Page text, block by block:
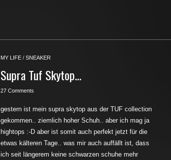
MY LIFE / SNEAKER
Supra Tuf Skytop…
27 Comments
gestern ist mein supra skytop aus der TUF collection
gekommen.. ziemlich hoher Schuh.. aber ich mag ja
hightops :-D aber ist somit auch perfekt jetzt für die
etwas kälteren Tage.. was mir auch auffällt ist, dass
ich seit längerem keine schwarzen schuhe mehr